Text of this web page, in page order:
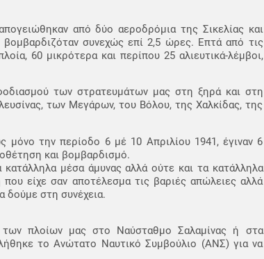
από δύο αεροδρόμια της Σικελίας και
συνεχώς επί 2,5 ώρες. Επτά από τις
60 μικρότερα και περίπου 25 αλιευτικά-λέμβοι,
των στρατευμάτων μας στη ξηρά και στη
των Μεγάρων, του Βόλου, της Χαλκίδας, της
την περίοδο 6 μέ 10 Απριλίου 1941, έγιναν 6
και βομβαρδισμό.
μέσα άμυνας αλλά ούτε και τα κατάλληλα
είχε σαν αποτέλεσμα τις βαριές απώλειες αλλά
δούμε στη συνέχεια.
πλοίων μας στο Ναύσταθμο Σαλαμίνας ή στα
το Ανώτατο Ναυτικό Συμβούλιο (ΑΝΣ) για να